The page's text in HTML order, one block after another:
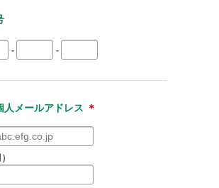
- -
人メールアドレス ＊